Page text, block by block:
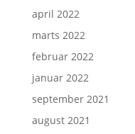
april 2022
marts 2022
februar 2022
januar 2022
september 2021
august 2021